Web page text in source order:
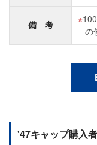
備 考
の
'47キャップ購入